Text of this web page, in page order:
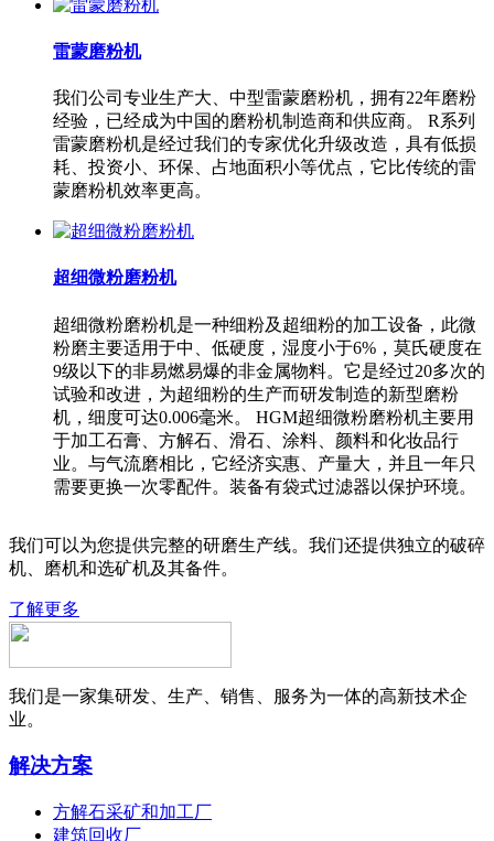
雷蒙磨粉机
我们公司专业生产大、中型雷蒙磨粉机，拥有22年磨粉
经验，已经成为中国的磨粉机制造商和供应商。 R系列
雷蒙磨粉机是经过我们的专家优化升级改造，具有低损
耗、投资小、环保、占地面积小等优点，它比传统的雷
蒙磨粉机效率更高。
超细微粉磨粉机
超细微粉磨粉机是一种细粉及超细粉的加工设备，此微
粉磨主要适用于中、低硬度，湿度小于6%，莫氏硬度在
9级以下的非易燃易爆的非金属物料。它是经过20多次的
试验和改进，为超细粉的生产而研发制造的新型磨粉
机，细度可达0.006毫米。 HGM超细微粉磨粉机主要用
于加工石膏、方解石、滑石、涂料、颜料和化妆品行
业。与气流磨相比，它经济实惠、产量大，并且一年只
需要更换一次零配件。装备有袋式过滤器以保护环境。
我们可以为您提供完整的研磨生产线。我们还提供独立的破碎
机、磨机和选矿机及其备件。
了解更多
我们是一家集研发、生产、销售、服务为一体的高新技术企
业。
解决方案
方解石采矿和加工厂
建筑回收厂